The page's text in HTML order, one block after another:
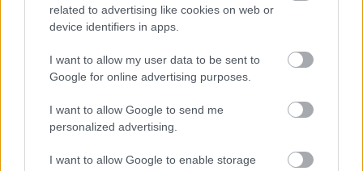
related to advertising like cookies on web or
device identifiers in apps.
I want to allow my user data to be sent to
Google for online advertising purposes.
I want to allow Google to send me
personalized advertising.
I want to allow Google to enable storage
HIPA bevallás határideje: miért kulcskérdés a május 31-